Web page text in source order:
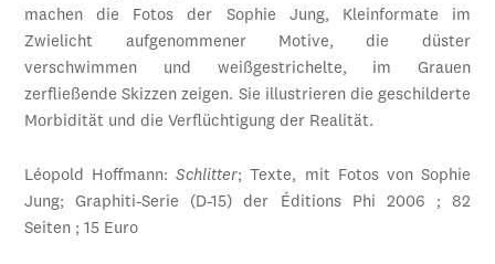
machen die Fotos der Sophie Jung, Kleinformate im
Zwielicht aufgenommener Motive, die düster
verschwimmen und weißgestrichelte, im Grauen
zerfließende Skizzen zeigen. Sie illustrieren die geschilderte
Morbidität und die Verflüchtigung der Realität.
Léopold Hoffmann:Schlitter; Texte, mit Fotos von Sophie
Jung; Graphiti-Serie (D-15) der Éditions Phi 2006 ; 82
Seiten ; 15 Euro